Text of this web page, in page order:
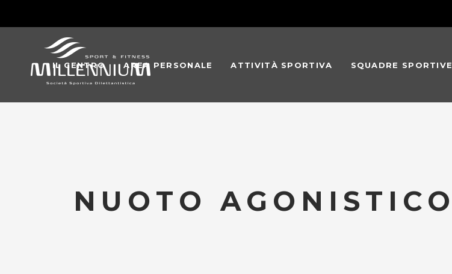
IL CENTRO AREA PERSONALE ATTIVITÀ SPORTIVA SQUADRE SPORTIVE
NUOTO AGONISTICO